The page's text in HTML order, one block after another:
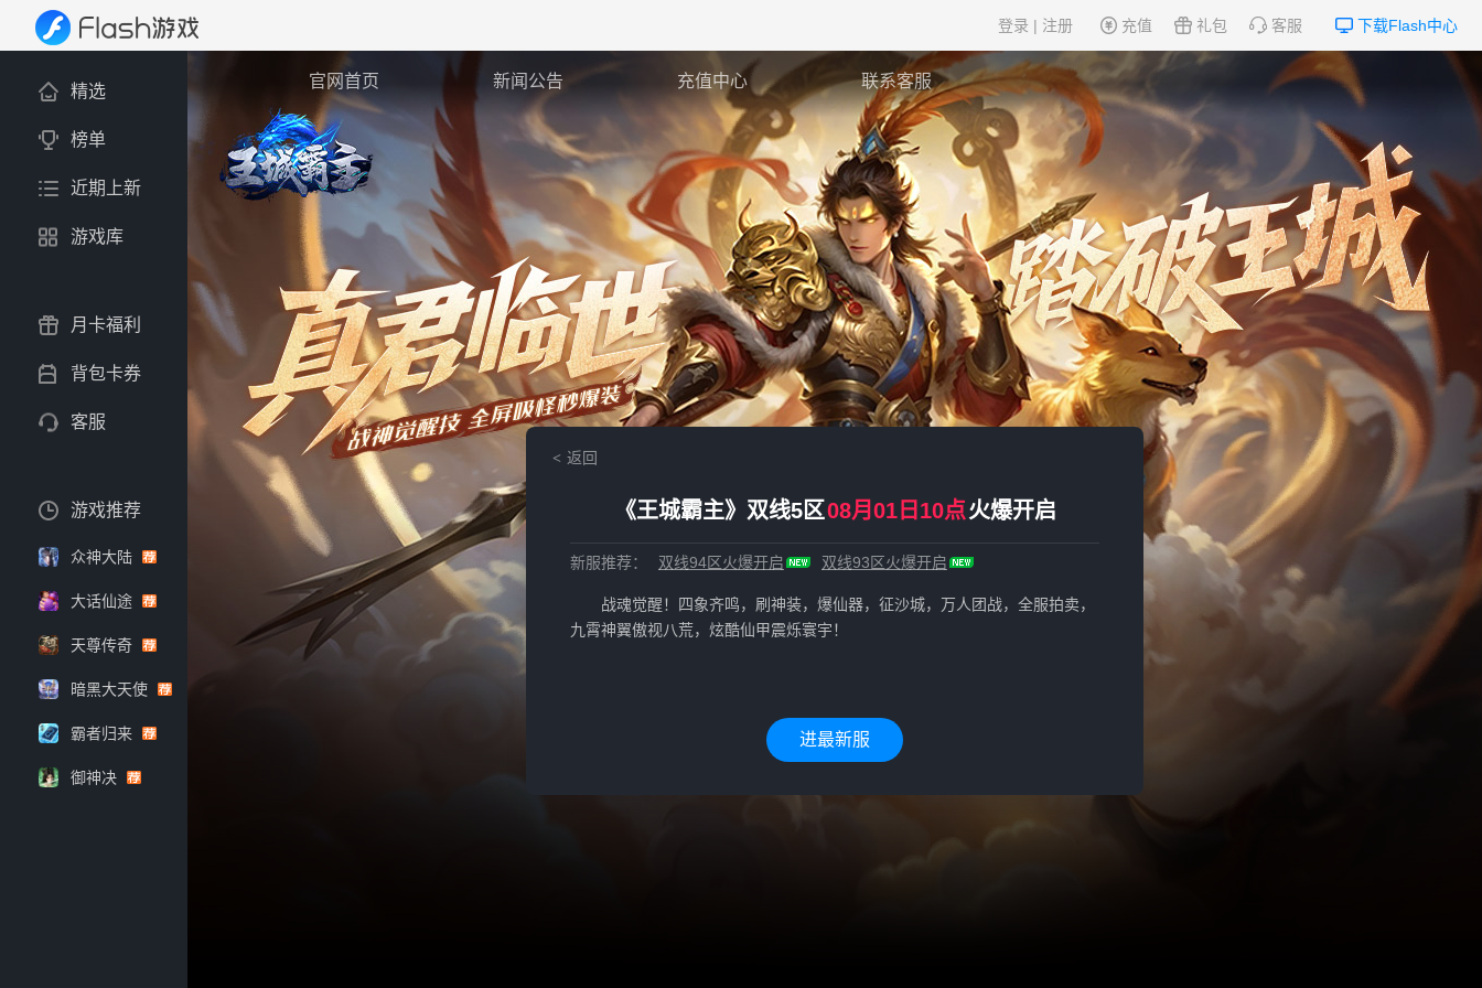
下载Flash中心
客服
礼包
充值
登录 | 注册
官网首页 新闻公告 充值中心 联系客服
返回
《王城霸主》双线5区08月01日10点火爆开启
新服推荐： 双线94区火爆开启 双线93区火爆开启
战魂觉醒！四象齐鸣，刷神装，爆仙器，征沙城，万人团战，全服拍卖，
九霄神翼傲视八荒，炫酷仙甲震烁寰宇！
进最新服
精选
榜单
近期上新
游戏库
月卡福利
背包卡券
客服
游戏推荐
众神大陆
大话仙途
天尊传奇
暗黑大天使
霸者归来
御神决